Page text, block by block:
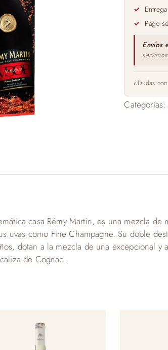
VSOP
70cl
cantidad
Pago
Envíos
¿Dudas
Categorías:
casa Rémy Martin, es una mezcla
uvas como Fine Champagne. Su doble
dotan a la mezcla de una excepcional y
de Cognac.